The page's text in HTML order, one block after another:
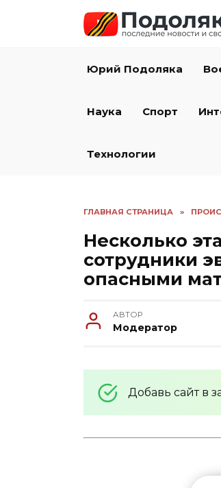
Юрий Подоляка
Наука Спорт
Технологии
ГЛАВНАЯ СТРАНИЦА »
Несколько
сотрудники
опасными
АВТОР
Модератор
Добавь сайт в